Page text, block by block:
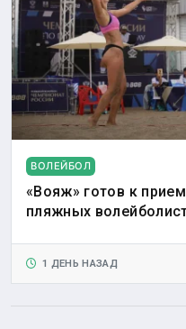
ВОЛЕЙБОЛ
«Вояж» готов к
пляжных
1 ДЕНЬ НАЗАД